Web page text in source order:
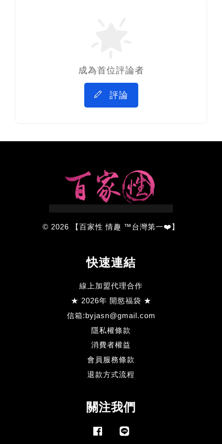
成為首位評論者
評論
© 2026 【百家性 情趣 ™台灣第一❤️】
快速連結
線上加盟代理合作
★ 2026年 開慾福袋 ★
信箱:byjasn@gmail.com
隱私權條款
消費者權益
會員服務條款
退款方式流程
關注我們
Facebook